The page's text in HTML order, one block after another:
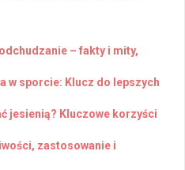
– fakty i mity,
w sporcie: Klucz do lepszych
jesienią? Kluczowe korzyści
zastosowanie i